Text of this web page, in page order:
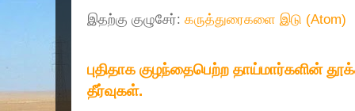
இதற்கு குழுசேர்: கருத்துரைகளை இடு (Atom)
புதிதாக குழந்தைபெற்ற தாய்மார்களின்
தீர்வுகள்.